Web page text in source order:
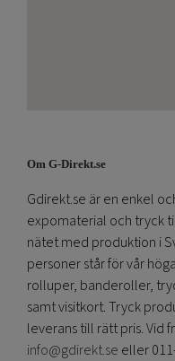
Om G-Direkt.se
Gdirekt.se är en enkel
expomaterial och tryck
nätet med produktion i
personer står för vår
rolluper, banderoller,
samt visitkort. Tryck
leverans till rätt pris. Vid
info@gdirekt.se eller